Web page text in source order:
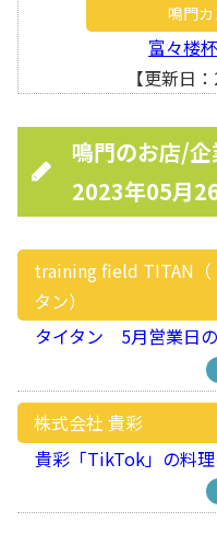
鳴門
富々楼
【更新日
鳴門のお店/
2023年05月
training field TITAN（
タン）
タイタン 5月営業日
株式会社 貴彩
貴彩「TikTok」の料理